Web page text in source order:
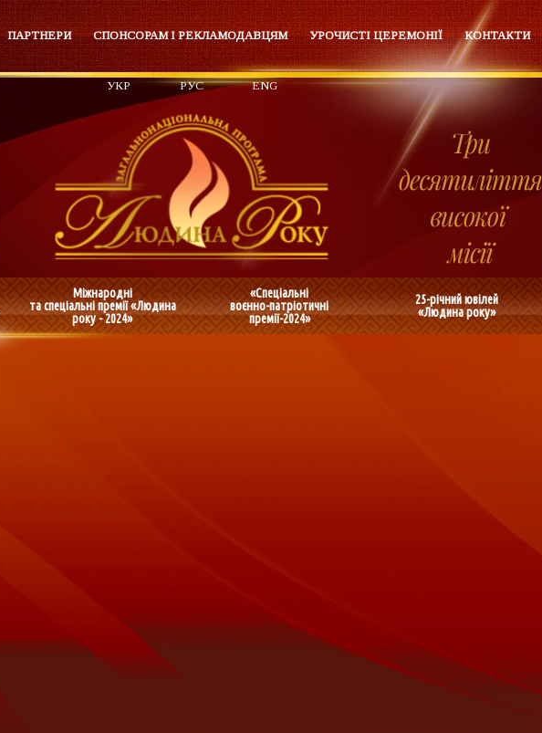
ПАРТНЕРИ СПОНСОРАМ І РЕКЛАМОДАВЦЯМ УРОЧИСТІ ЦЕРЕМОНІЇ КОНТАКТИ
УКР РУС ENG
Міжнародні
та спеціальні премії «Людина
року - 2024»
«Спеціальні
воєнно-патріотичні
премії-2024»
25-річний ювілей
«Людина року»